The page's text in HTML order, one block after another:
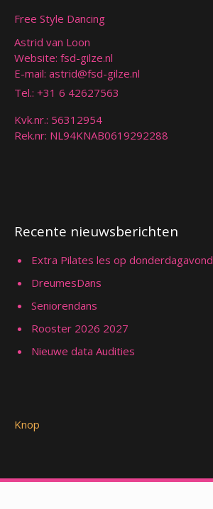
Free Style Dancing
Astrid van Loon
Website: fsd-gilze.nl
E-mail: astrid@fsd-gilze.nl
Tel.: +31 6 42627563
Kvk.nr.: 56312954
Rek.nr: NL94KNAB0619292288
Recente nieuwsberichten
Extra Pilates les op donderdagavond
DreumesDans
Seniorendans
Rooster 2026 2027
Nieuwe data Audities
Knop